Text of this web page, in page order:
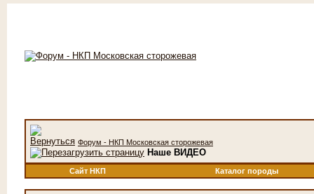
Форум - НКП Московская сторожевая
Наше ВИДЕО
Сайт НКП Каталог породы